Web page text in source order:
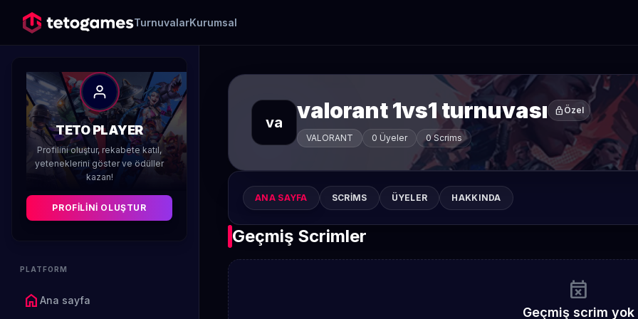
TurnuvalarKurumsal
TETO PLAYER
Profilini oluştur, rekabete katıl,
yeteneklerini göster ve ödüller
kazan!
PROFILINI OLUŞTUR
PLATFORM
home Ana sayfa
va valorant 1vs1 turnuvası lock Özel
VALORANT 0 Üyeler 0 Scrims
ANA SAYFA SCRIMS ÜYELER HAKKINDA
Geçmiş Scrimler
event_busy
Geçmiş scrim yok